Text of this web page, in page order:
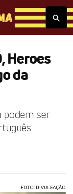
Heroes
da
podem ser
FOTO: DIVULGAÇÃO